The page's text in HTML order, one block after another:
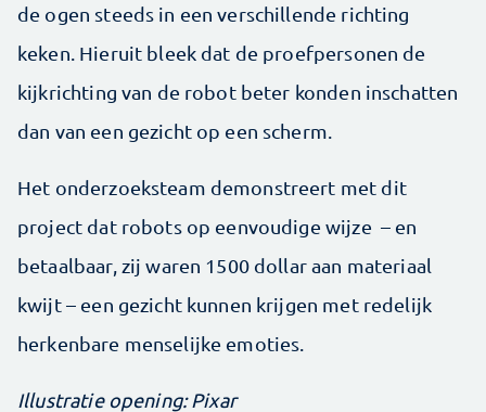
de ogen steeds in een verschillende richting
keken. Hieruit bleek dat de proefpersonen de
kijkrichting van de robot beter konden inschatten
dan van een gezicht op een scherm.
Het onderzoeksteam demonstreert met dit
project dat robots op eenvoudige wijze – en
betaalbaar, zij waren 1500 dollar aan materiaal
kwijt – een gezicht kunnen krijgen met redelijk
herkenbare menselijke emoties.
Illustratie opening: Pixar